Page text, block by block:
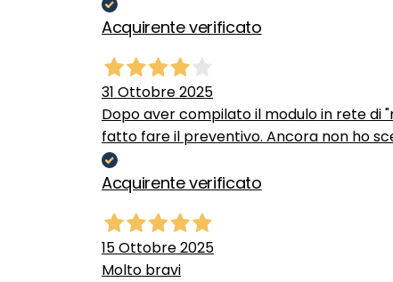
Acquirente verificato
31 Ottobre 2025
Dopo aver compilato il modulo in rete di
fatto fare il preventivo. Ancora non ho
Acquirente verificato
15 Ottobre 2025
Molto bravi